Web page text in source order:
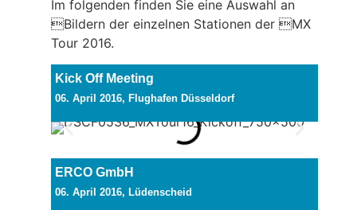
Im folgenden finden Sie eine Auswahl an
Bildern der einzelnen Stationen der MX
Tour 2016.
Kick Off Meeting
06. April 2016, Flughafen Düsseldorf
ERCO GmbH
06. April 2016, Lüdenscheid